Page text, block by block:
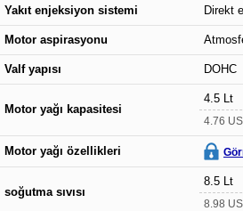
Yakıt enjeksiyon sistemi Direkt
Motor aspirasyonu
Valf yapısı DOHC
Motor yağı kapasitesi
4.5 Lt
4.76
Motor yağı özellikleri
soğutma sıvısı
8.5 Lt
8.98